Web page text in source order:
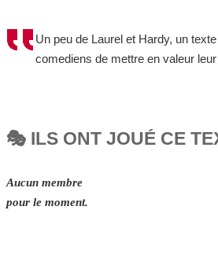
Un peu de Laurel et Hardy, un
comediens de mettre en valeur
🎭 ILS ONT JOUÉ CE
Aucun membre
pour le moment.